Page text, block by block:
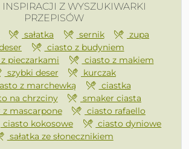
Z WYSZUKIWARKI
PRZEPISÓW
sałatka sernik
zupa
ciasto z budyniem
z pieczarkami
ciasto z makiem
szybki deser
kurczak
z marchewką
ciastka
na chrzciny
smaker ciasta
z mascarpone
ciasto rafaello
ciasto kokosowe
ciasto dyniowe
sałatka ze słonecznikiem